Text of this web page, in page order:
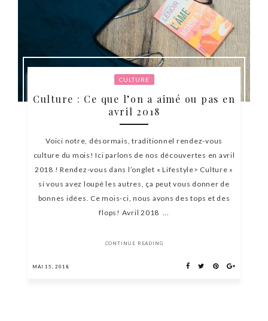
CULTURE
Culture : Ce que l’on a aimé ou pas en
avril 2018
Voici notre, désormais, traditionnel rendez-vous
culture du mois! Ici parlons de nos découvertes en avril
2018 ! Rendez-vous dans l’onglet « Lifestyle> Culture »
si vous avez loupé les autres, ça peut vous donner de
bonnes idées. Ce mois-ci, nous avons des tops et des
flops! Avril 2018 ...
CONTINUE READING
MAI 15, 2018